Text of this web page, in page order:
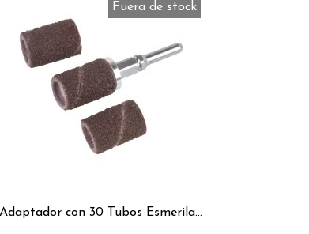
Fuera de stock
Adaptador con 30 Tubos Esmeriladores